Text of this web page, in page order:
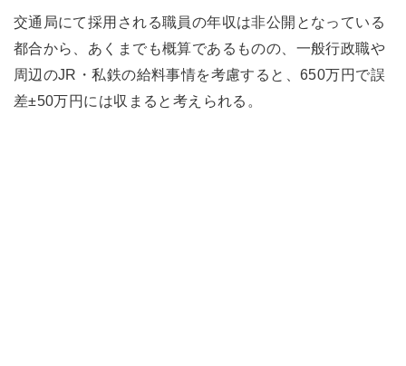
交通局にて採用される職員の年収は非公開となっている
都合から、あくまでも概算であるものの、一般行政職や
周辺のJR・私鉄の給料事情を考慮すると、650万円で誤
差±50万円には収まると考えられる。